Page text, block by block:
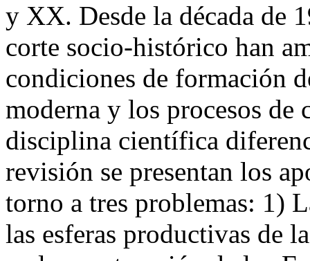
y XX. Desde la década de
corte socio-histórico han
condiciones de formación
moderna y los procesos
disciplina científica
revisión se presentan los
torno a tres problemas: 1)
las esferas productivas de